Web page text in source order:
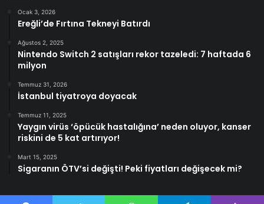
Ocak 3, 2026
Ereğli’de Fırtına Tekneyi Batırdı
Ağustos 2, 2025
Nintendo Switch 2 satışları rekor tazeledi: 7 haftada 6
milyon
Temmuz 31, 2026
İstanbul tiyatroya doyacak
Temmuz 11, 2025
Yaygın virüs ‘öpücük hastalığına’ neden oluyor, kanser
riskini de 5 kat artırıyor!
Mart 15, 2025
Sigaranın ÖTV’si değişti! Peki fiyatları değişecek mi?